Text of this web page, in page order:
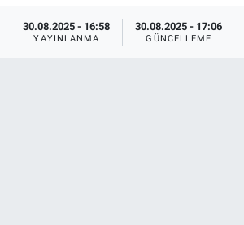
30.08.2025 - 16:58
YAYINLANMA
30.08.2025 - 17:06
GÜNCELLEME